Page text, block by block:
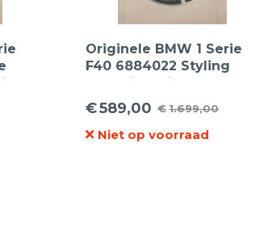
Originele BMW 1 Serie
F40 6884022 Styling
548 17inch lichtmetalen
velgen
€1.699,00
Oorspronkelijke
prijs
€589,00
Huidige
prijs
Niet op voorraad